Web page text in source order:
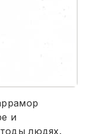
и
людях.